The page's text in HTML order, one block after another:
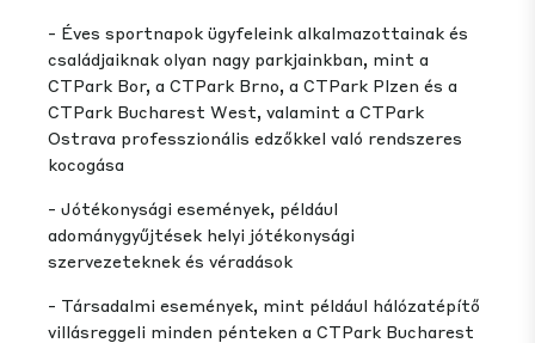
- Éves sportnapok ügyfeleink alkalmazottainak és
családjaiknak olyan nagy parkjainkban, mint a
CTPark Bor, a CTPark Brno, a CTPark Plzen és a
CTPark Bucharest West, valamint a CTPark
Ostrava professzionális edzőkkel való rendszeres
kocogása
- Jótékonysági események, például
adománygyűjtések helyi jótékonysági
szervezeteknek és véradások
- Társadalmi események, mint például hálózatépítő
villásreggeli minden pénteken a CTPark Bucharest